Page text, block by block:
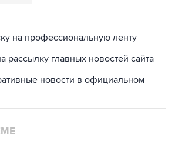
на профессиональную ленту
рассылку главных новостей сайта
новости в официальном